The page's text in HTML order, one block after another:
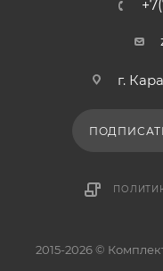
г.
2015-2026 ©